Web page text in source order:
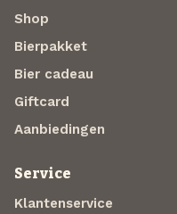
Shop
Bierpakket
Bier cadeau
Giftcard
Aanbiedingen
Service
Klantenservice